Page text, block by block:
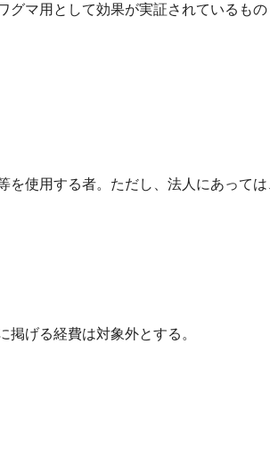
グマ用として効果が実証されているも
を使用する者。ただし、法人にあって
げる経費は対象外とする。